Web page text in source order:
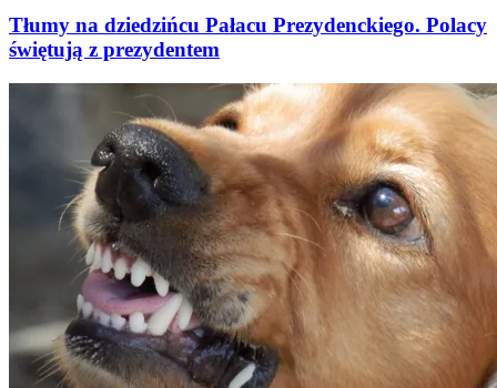
Tłumy na dziedzińcu Pałacu Prezydenckiego. Polacy
świętują z prezydentem